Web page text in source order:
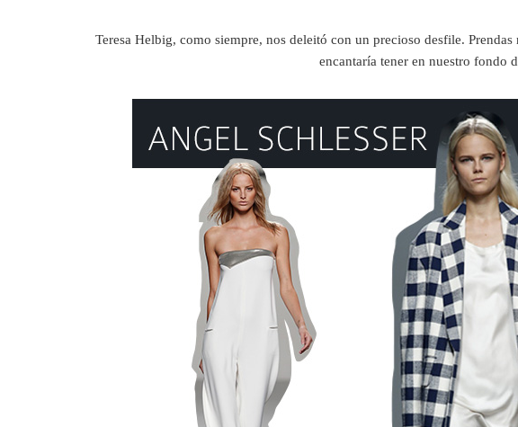
Teresa Helbig, como siempre, nos deleitó con un precioso desfile.
encantaría tener en nuestro fondo